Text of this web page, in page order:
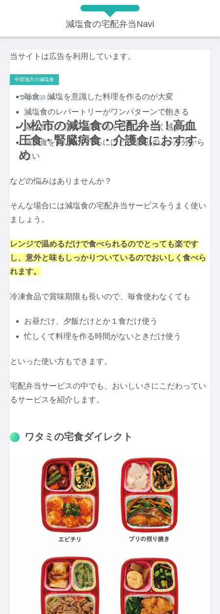
減塩食の宅配弁当Navi
当サイトは広告を利用しています。
小松市の減塩食の宅配弁当！高血
圧食・腎臓病食・介護食におすす
め
中部地方の減塩食
2023.09.09
毎食、減塩を意識した料理を作るのが大変
減塩食のレパートリーがワンパターンで飽きる
減塩食だと料理が味が薄くて物足りなく感じる
減塩食をおいしく作るにはどうすればいいか分から
ない
などの悩みはありませんか？
そんな場合には減塩食の宅配弁当サービスをうまく使い
ましょう。
レンジで温めるだけで食べられるのでとっても楽です
し、意外と味もしっかりついているのでおいしく食べら
れます。
冷凍食品で賞味期限も長いので、毎食使わなくても
お昼だけ、夕飯だけとか１食だけ使う
忙しくて料理を作る時間がないときだけ使う
といった使い方もできます。
宅配弁当サービスの中でも、おいしいさにこだわってい
るサービスを紹介します。
ワタミの宅食ダイレクト